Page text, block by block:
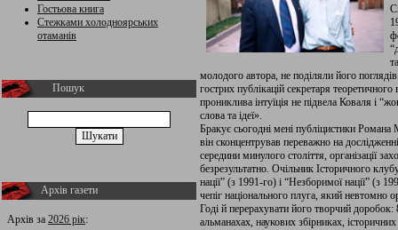
Гостьова книга
Стежками холодноярських
отаманів
Пошук
Архів газети
Архів за 2026 рік:
молодого автора, не поділяли його
гострих публікацій секретаря
прониклива інтуїція не підвела Коваля і
слова та ідеї».
Бракує сьогодні мені публіцистики
він сконцентрував переважно на
середини минулого століття, організації
безрезультатно. Очільник Історичного
нації” (з 1991-го) і “Незборимої нації” (з
чепіг національного плуга, який невтомно
Годі й перерахувати його творчий
альманахах, наукових збірниках,